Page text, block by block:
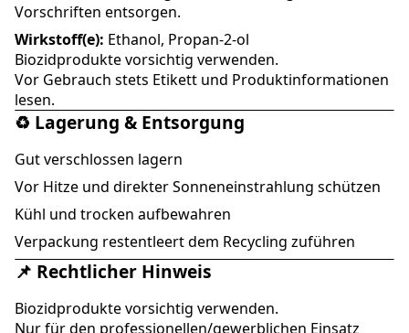
Vorschriften entsorgen.
Wirkstoff(e): Ethanol, Propan-2-ol
Biozidprodukte vorsichtig verwenden.
Vor Gebrauch stets Etikett und Produktinformationen
lesen.
♻️ Lagerung & Entsorgung
Gut verschlossen lagern
Vor Hitze und direkter Sonneneinstrahlung schützen
Kühl und trocken aufbewahren
Verpackung restentleert dem Recycling zuführen
📌 Rechtlicher Hinweis
Biozidprodukte vorsichtig verwenden.
Nur für den professionellen/gewerblichen Einsatz